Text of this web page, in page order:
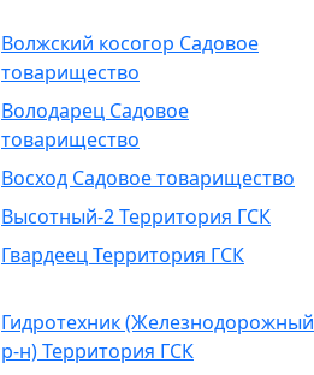
Волжский косогор Садовое
товарищество
Володарец Садовое
товарищество
Восход Садовое товарищество
Высотный-2 Территория ГСК
Гвардеец Территория ГСК
Гидротехник (Железнодорожный
р-н) Территория ГСК